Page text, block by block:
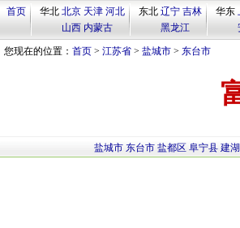
首页 华北 北京 天津 河北
山西 内蒙古
东北 辽宁 吉林
黑龙江
华东
您现在的位置： 首页 > 江苏省 > 盐城市 > 东台市
盐城市 东台市 盐都区 阜宁县 建